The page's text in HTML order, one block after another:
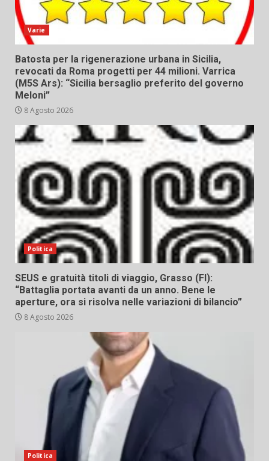
Varie
Batosta per la rigenerazione urbana in Sicilia,
revocati da Roma progetti per 44 milioni. Varrica
(M5S Ars): “Sicilia bersaglio preferito del governo
Meloni”
8 Agosto 2026
Politica
SEUS e gratuità titoli di viaggio, Grasso (FI):
“Battaglia portata avanti da un anno. Bene le
aperture, ora si risolva nelle variazioni di bilancio”
8 Agosto 2026
Politica